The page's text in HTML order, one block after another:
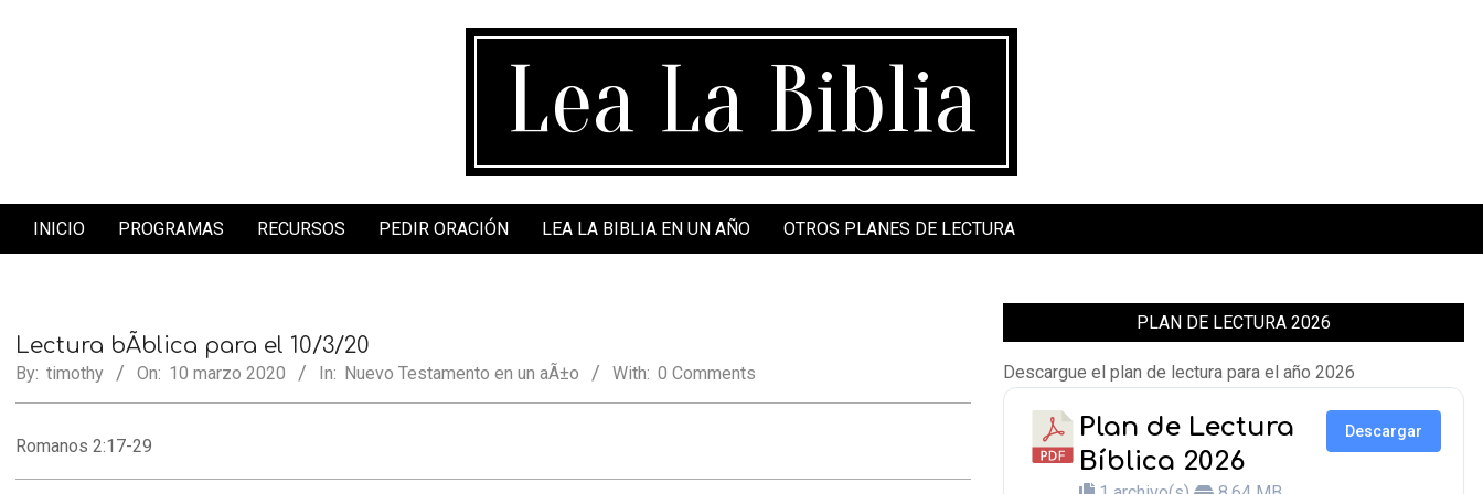
Lea La Biblia
Secondary
INICIO PROGRAMAS RECURSOS PEDIR ORACIÓN LEA LA BIBLIA EN UN AÑO OTROS PLANES DE LECTURA
Lectura bÃ­blica para el 10/3/20
By: timothy On: 10 marzo 2020 In: Nuevo Testamento en un aÃ±o With: 0 Comments
Romanos 2:17-29
PLAN DE LECTURA 2026
Descargue el plan de lectura para el año 2026
Plan de Lectura
Bíblica 2026
Descargar